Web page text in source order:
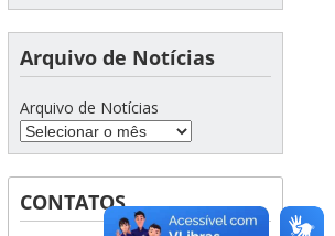
Arquivo de Notícias
Arquivo de Notícias
CONTATOS